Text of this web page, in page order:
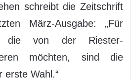
schreibt die Zeitschrift
März-Ausgabe: „Für
die von der Riester-
möchten, sind die
erste Wahl.“